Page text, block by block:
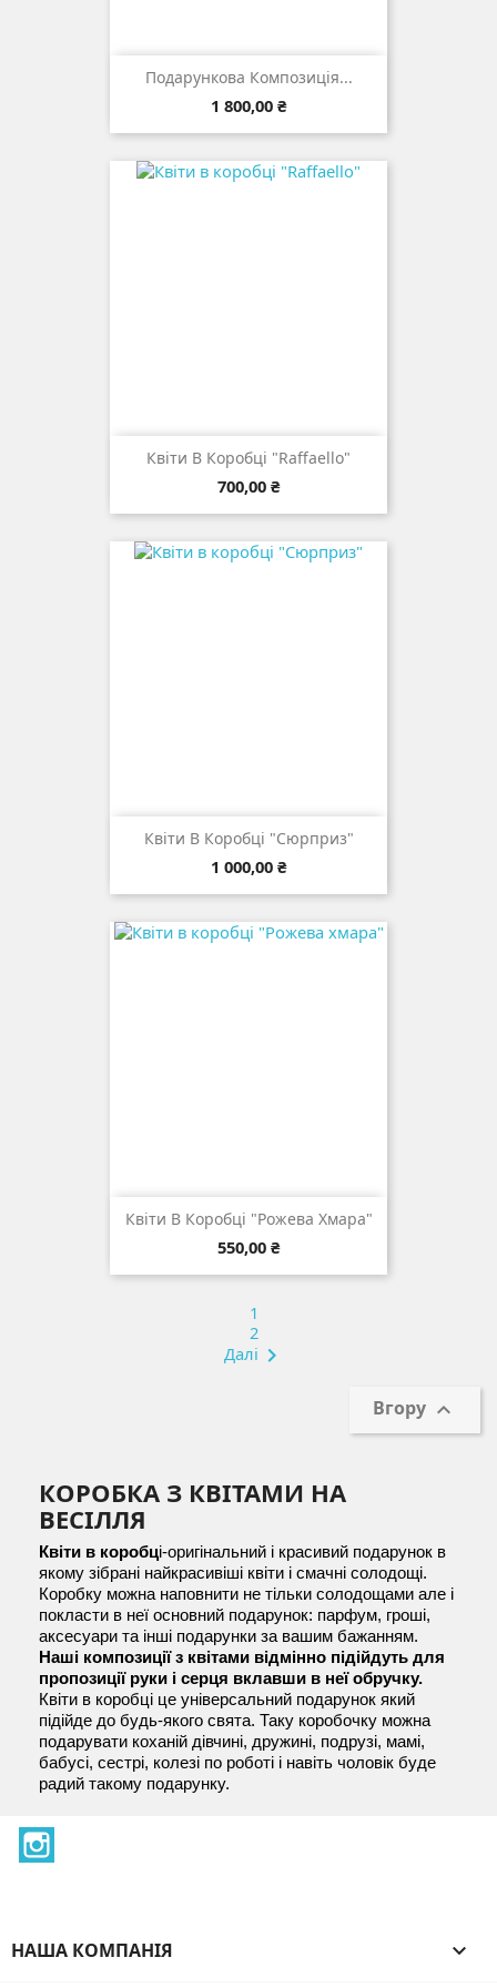
Подарункова Композиція...
Ціна
1 800,00 ₴
Квіти В Коробці "Raffaello"
Ціна
700,00 ₴
Квіти В Коробці "Сюрприз"
Ціна
1 000,00 ₴
Квіти В Коробці "Рожева Хмара"
Ціна
550,00 ₴
1
2
Далі 
Вгору 
КОРОБКА З КВІТАМИ НА
ВЕСІЛЛЯ
Квіти в коробці-оригінальний і красивий подарунок в
якому зібрані найкрасивіші квіти і смачні солодощі.
Коробку можна наповнити не тільки солодощами але і
покласти в неї основний подарунок: парфум, гроші,
Наші композиції з квітами відмінно підійдуть для
пропозиції руки і серця вклавши в неї обручку.
Квіти в коробці це універсальний подарунок який
підійде до будь-якого свята. Таку коробочку можна
подарувати коханій дівчині, дружині, подрузі, мамі,
бабусі, сестрі, колезі по роботі і навіть чоловік буде
радий такому подарунку.
НАША КОМПАНІЯ 